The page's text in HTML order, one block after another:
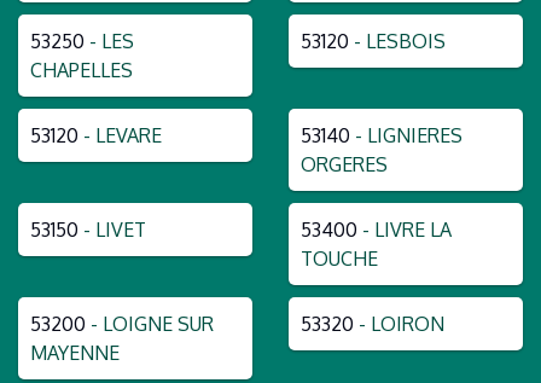
53250 - LES
CHAPELLES
53120 - LESBOIS
53120 - LEVARE 53140 - LIGNIERES
ORGERES
53150 - LIVET 53400 - LIVRE LA
TOUCHE
53200 - LOIGNE SUR
MAYENNE
53320 - LOIRON